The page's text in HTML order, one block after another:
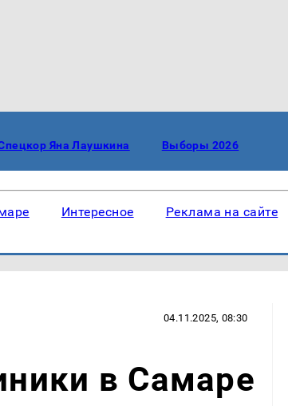
Яна Лаушкина Выборы 2026
Интересное Реклама на сайте
04.11.2025, 08:30
в Самаре